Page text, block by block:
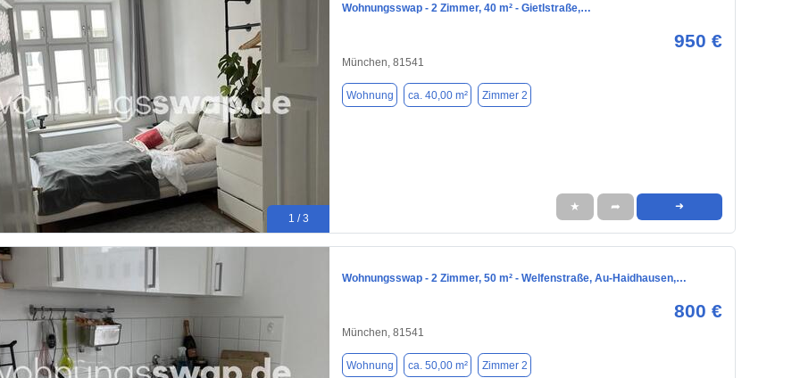
1 / 3
Wohnungsswap - 2 Zimmer, 40 m² - Gietlstraße,…
950 €
München, 81541
Wohnung ca. 40,00 m² Zimmer 2
★ ➦ ➜
Wohnungsswap - 2 Zimmer, 50 m² - Welfenstraße, Au-Haidhausen,…
800 €
München, 81541
Wohnung ca. 50,00 m² Zimmer 2